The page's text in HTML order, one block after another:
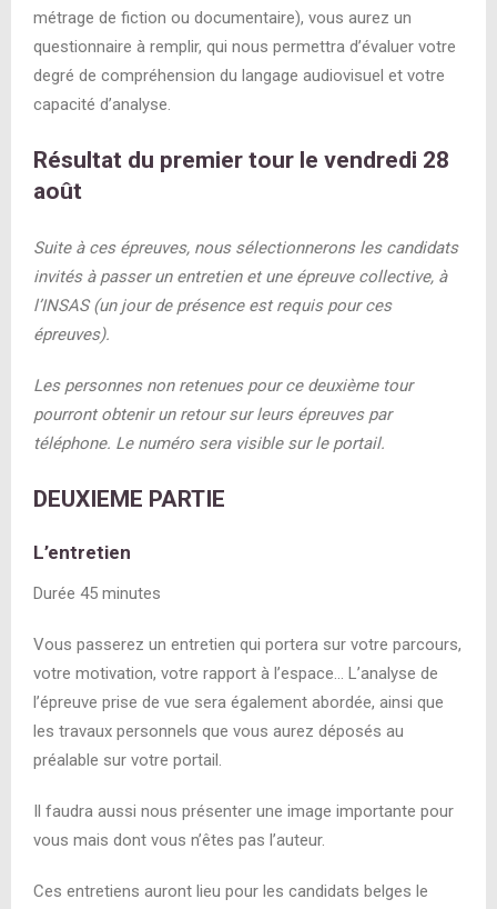
métrage de fiction ou documentaire), vous aurez un
questionnaire à remplir, qui nous permettra d’évaluer votre
degré de compréhension du langage audiovisuel et votre
capacité d’analyse.
Résultat du premier tour le vendredi 28
août
Suite à ces épreuves, nous sélectionnerons les candidats
invités à passer un entretien et une épreuve collective, à
l’INSAS (un jour de présence est requis pour ces
épreuves).
Les personnes non retenues pour ce deuxième tour
pourront obtenir un retour sur leurs épreuves par
téléphone. Le numéro sera visible sur le portail.
DEUXIEME PARTIE
L’entretien
Durée 45 minutes
Vous passerez un entretien qui portera sur votre parcours,
votre motivation, votre rapport à l’espace… L’analyse de
l’épreuve prise de vue sera également abordée, ainsi que
les travaux personnels que vous aurez déposés au
préalable sur votre portail.
Il faudra aussi nous présenter une image importante pour
vous mais dont vous n’êtes pas l’auteur.
Ces entretiens auront lieu pour les candidats belges le